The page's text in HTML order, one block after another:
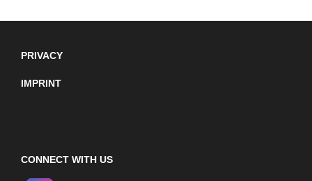
PRIVACY
IMPRINT
CONNECT WITH US